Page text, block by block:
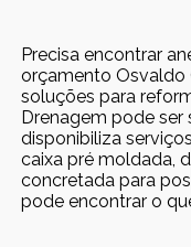
Precisa encontrar
orçamento Osvaldo
soluções para
Drenagem pode ser
disponibiliza
caixa pré moldada,
concretada para
pode encontrar o